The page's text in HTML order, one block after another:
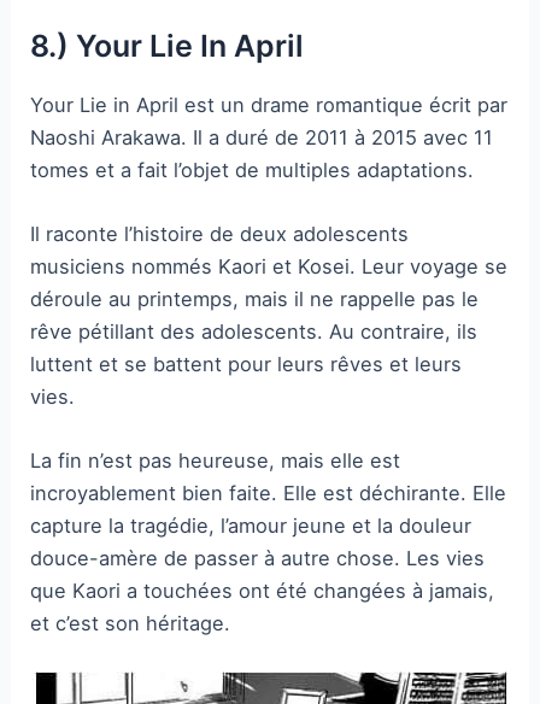
8.) Your Lie In April
Your Lie in April est un drame romantique écrit par
Naoshi Arakawa. Il a duré de 2011 à 2015 avec 11
tomes et a fait l’objet de multiples adaptations.
Il raconte l’histoire de deux adolescents
musiciens nommés Kaori et Kosei. Leur voyage se
déroule au printemps, mais il ne rappelle pas le
rêve pétillant des adolescents. Au contraire, ils
luttent et se battent pour leurs rêves et leurs
vies.
La fin n’est pas heureuse, mais elle est
incroyablement bien faite. Elle est déchirante. Elle
capture la tragédie, l’amour jeune et la douleur
douce-amère de passer à autre chose. Les vies
que Kaori a touchées ont été changées à jamais,
et c’est son héritage.